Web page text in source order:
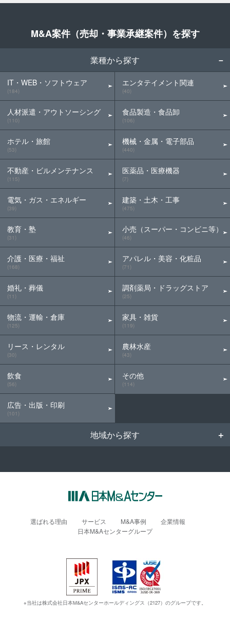
M&A案件（売却・事業承継案件）を探す
業種から探す
IT・WEB・ソフトウェア
(184)
人材派遣・アウトソーシング
(110)
ホテル・旅館
(53)
不動産・ビルメンテナンス
(115)
電気・ガス・エネルギー
(39)
教育・塾
(31)
介護・医療・福祉
(168)
婚礼・葬儀
(11)
物流・運輸・倉庫
(125)
リース・レンタル
(30)
飲食
(56)
広告・出版・印刷
(101)
エンタテイメント関連
(40)
食品製造・食品卸
(106)
機械・金属・電子部品
(440)
医薬品・医療機器
(7)
建築・土木・工事
(475)
小売（スーパー・コンビニ等）
(46)
アパレル・美容・化粧品
(71)
調剤薬局・ドラッグストア
(25)
家具・雑貨
(119)
農林水産
(43)
その他
(114)
地域から探す
選ばれる理由 サービス M&A事例
企業情報
日本M&Aセンターグループ
※当社は株式会社日本M&Aセンターホールディングス（2127）のグループです。